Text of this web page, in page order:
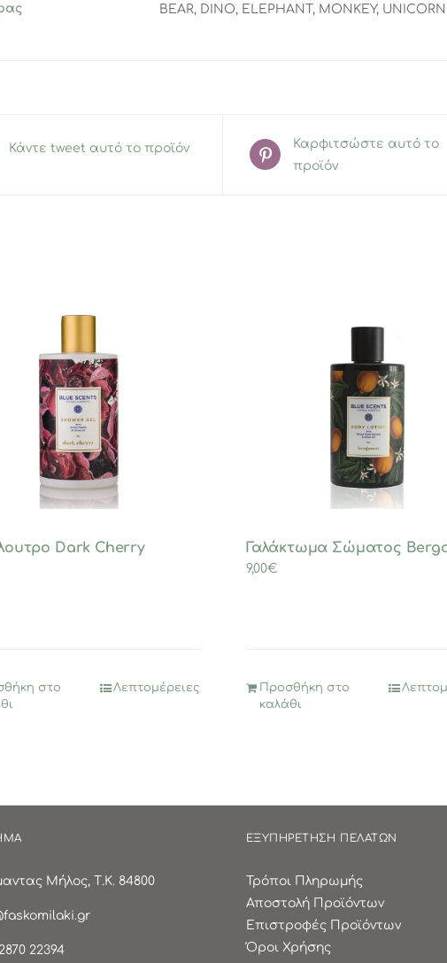
BEAR, DINO, ELEPHANT, MONKEY, UNICORN
Κάντε tweet αυτό το προϊόν
Καρφιτσώστε αυτό το
προϊόν
Dark Cherry
στο
Λεπτομέρειες
Γαλάκτωμα Σώματος
9,00€
Προσθήκη στο
καλάθι
Μήλος, Τ.Κ. 84800
22394
ΕΞΥΠΗΡΕΤΗΣΗ ΠΕΛΑΤΩΝ
Τρόποι Πληρωμής
Αποστολή Προϊόντων
Επιστροφές Προϊόντων
Όροι Χρήσης